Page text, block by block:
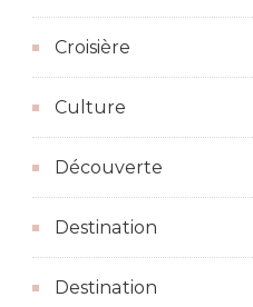
Croisière
Culture
Découverte
Destination
Destination